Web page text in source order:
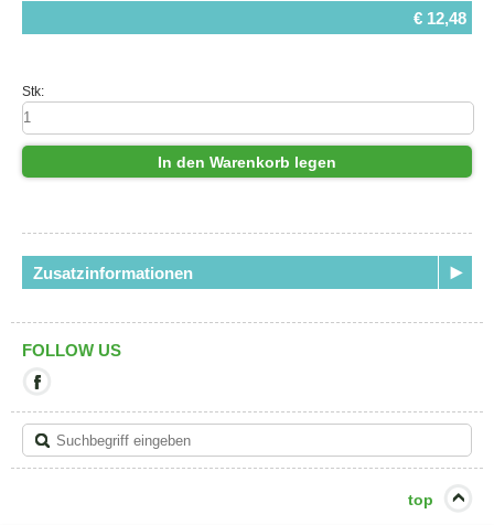
€ 12,48
Stk:
In den Warenkorb legen
Zusatzinformationen
FOLLOW US
Link
verlassen
Sie
die
top